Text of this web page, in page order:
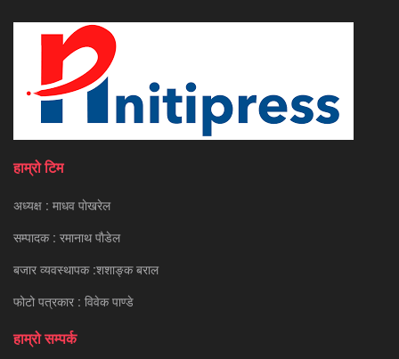
हाम्रो टिम
अध्यक्ष : माधव पाेखरेल
सम्पादक : रमानाथ पाैडेल
बजार व्यवस्थापक :शशाङ्क बराल
फोटो पत्रकार : विवेक पाण्डे
हाम्रो सम्पर्क